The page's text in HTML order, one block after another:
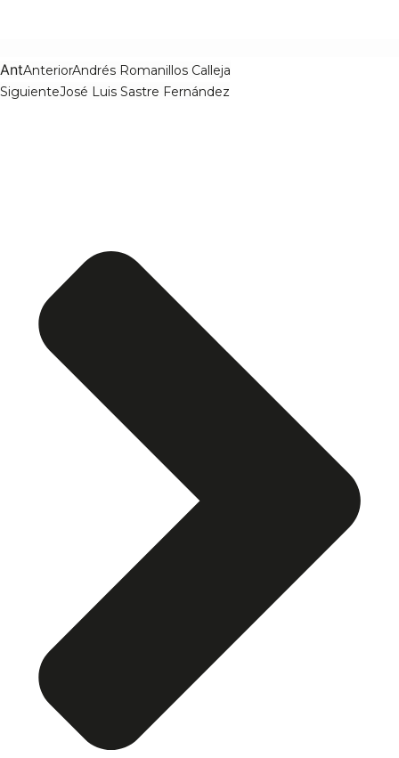
AntAnteriorAndrés Romanillos Calleja
SiguienteJosé Luis Sastre Fernández